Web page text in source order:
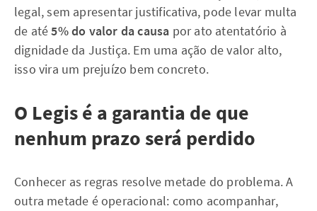
legal, sem apresentar justificativa, pode levar multa
de até5% do valor da causa por ato atentatório à
dignidade da Justiça. Em uma ação de valor alto,
isso vira um prejuízo bem concreto.
O Legis é a garantia de que
nenhum prazo será perdido
Conhecer as regras resolve metade do problema. A
outra metade é operacional: como acompanhar,